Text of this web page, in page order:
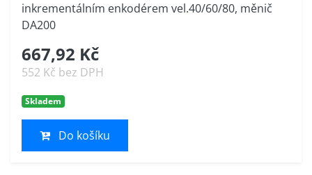
inkrementálním enkodérem vel.40/60/80, měnič
DA200
667,92 Kč
552 Kč bez DPH
Skladem
Do košíku